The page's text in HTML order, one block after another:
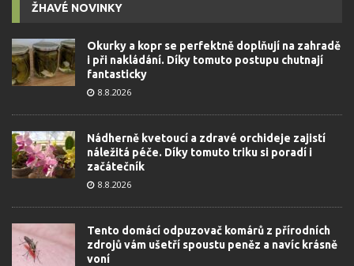
ŽHAVÉ NOVINKY
Okurky a kopr se perfektně doplňují na zahradě
i při nakládání. Díky tomuto postupu chutnají
fantasticky
8.8.2026
Nádherně kvetoucí a zdravé orchideje zajistí
náležitá péče. Díky tomuto triku si poradí i
začátečník
8.8.2026
Tento domácí odpuzovač komárů z přírodních
zdrojů vám ušetří spoustu peněz a navíc krásně
voní